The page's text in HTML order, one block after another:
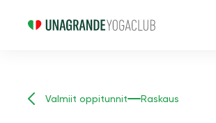
Valmiit oppitunnit Raskaus